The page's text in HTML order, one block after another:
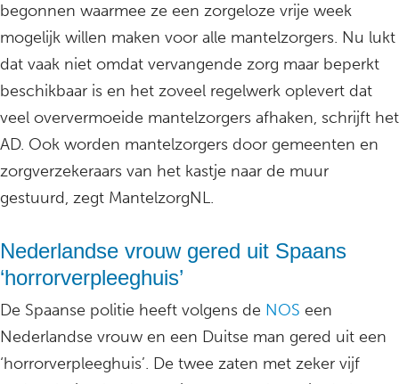
begonnen waarmee ze een zorgeloze vrije week
mogelijk willen maken voor alle mantelzorgers. Nu lukt
dat vaak niet omdat vervangende zorg maar beperkt
beschikbaar is en het zoveel regelwerk oplevert dat
veel oververmoeide mantelzorgers afhaken, schrijft het
AD. Ook worden mantelzorgers door gemeenten en
zorgverzekeraars van het kastje naar de muur
gestuurd, zegt MantelzorgNL.
Nederlandse vrouw gered uit Spaans
‘horrorverpleeghuis’
De Spaanse politie heeft volgens de NOS een
Nederlandse vrouw en een Duitse man gered uit een
‘horrorverpleeghuis’. De twee zaten met zeker vijf